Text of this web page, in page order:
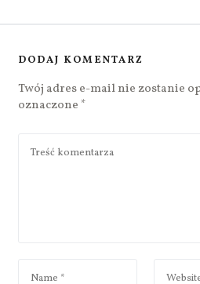
DODAJ KOMENTARZ
Twój adres e-mail nie zostanie
oznaczone *